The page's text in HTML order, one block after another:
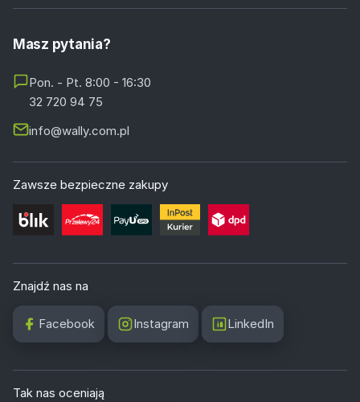
Masz pytania?
Pon. - Pt. 8:00 - 16:30
32 720 94 75
info@wally.com.pl
Zawsze bezpieczne zakupy
Znajdź nas na
Facebook Instagram LinkedIn
Tak nas oceniają